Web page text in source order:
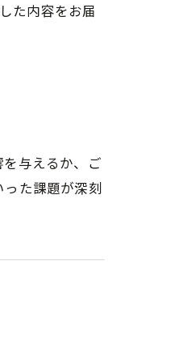
た内容をお届
与えるか、ご
た課題が深刻